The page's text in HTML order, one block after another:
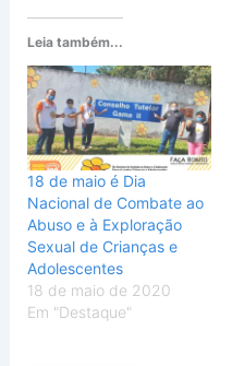
Leia também...
18 de maio é Dia
Nacional de Combate ao
Abuso e à Exploração
Sexual de Crianças e
Adolescentes
18 de maio de 2020
Em "Destaque"